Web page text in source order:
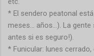
* El sendero peatonal
meses… años…). La gente
antes si es seguro!).
* Funicular: lunes